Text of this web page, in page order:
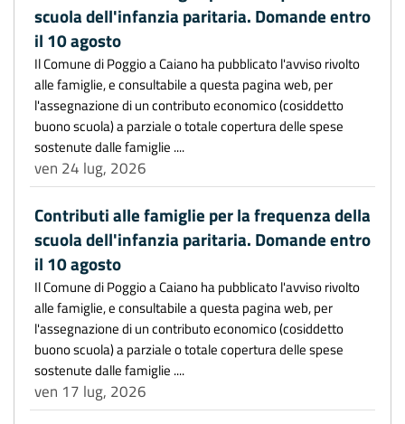
scuola dell'infanzia paritaria. Domande entro
il 10 agosto
Il Comune di Poggio a Caiano ha pubblicato l'avviso rivolto
alle famiglie, e consultabile a questa pagina web, per
l'assegnazione di un contributo economico (cosiddetto
buono scuola) a parziale o totale copertura delle spese
sostenute dalle famiglie ....
ven 24 lug, 2026
Contributi alle famiglie per la frequenza della
scuola dell'infanzia paritaria. Domande entro
il 10 agosto
Il Comune di Poggio a Caiano ha pubblicato l'avviso rivolto
alle famiglie, e consultabile a questa pagina web, per
l'assegnazione di un contributo economico (cosiddetto
buono scuola) a parziale o totale copertura delle spese
sostenute dalle famiglie ....
ven 17 lug, 2026